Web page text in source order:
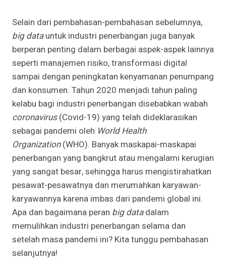
Selain dari pembahasan-pembahasan sebelumnya,
big datauntuk industri penerbangan juga banyak
berperan penting dalam berbagai aspek-aspek lainnya
seperti manajemen risiko, transformasi digital
sampai dengan peningkatan kenyamanan penumpang
dan konsumen. Tahun 2020 menjadi tahun paling
kelabu bagi industri penerbangan disebabkan wabah
coronavirus(Covid-19) yang telah dideklarasikan
sebagai pandemi oleh World Health
Organization(WHO). Banyak maskapai-maskapai
penerbangan yang bangkrut atau mengalami kerugian
yang sangat besar, sehingga harus mengistirahatkan
pesawat-pesawatnya dan merumahkan karyawan-
karyawannya karena imbas dari pandemi global ini.
Apa dan bagaimana peran big datadalam
memulihkan industri penerbangan selama dan
setelah masa pandemi ini? Kita tunggu pembahasan
selanjutnya!